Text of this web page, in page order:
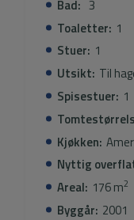
huset.
av tomten, noe
privatliv og
Bad: 3
Toaletter: 1
Stuer: 1
Utsikt: Til
Spisestuer: 1
Kjøkken:
Nyttig
Areal: 176 m2
Byggår: 2001